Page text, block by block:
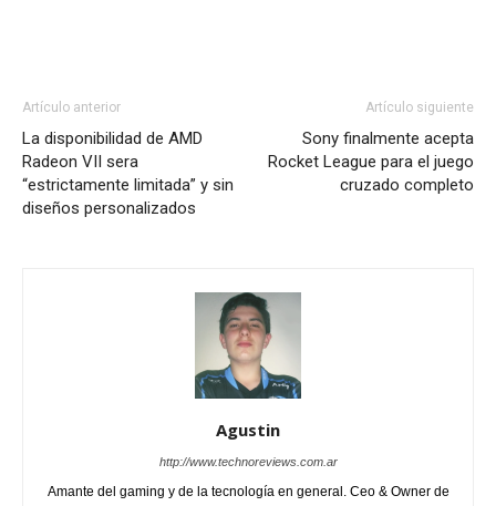
Artículo anterior
La disponibilidad de AMD
Radeon VII sera
“estrictamente limitada” y sin
diseños personalizados
Artículo siguiente
Sony finalmente acepta
Rocket League para el juego
cruzado completo
Agustin
http://www.technoreviews.com.ar
Amante del gaming y de la tecnología en general. Ceo & Owner de